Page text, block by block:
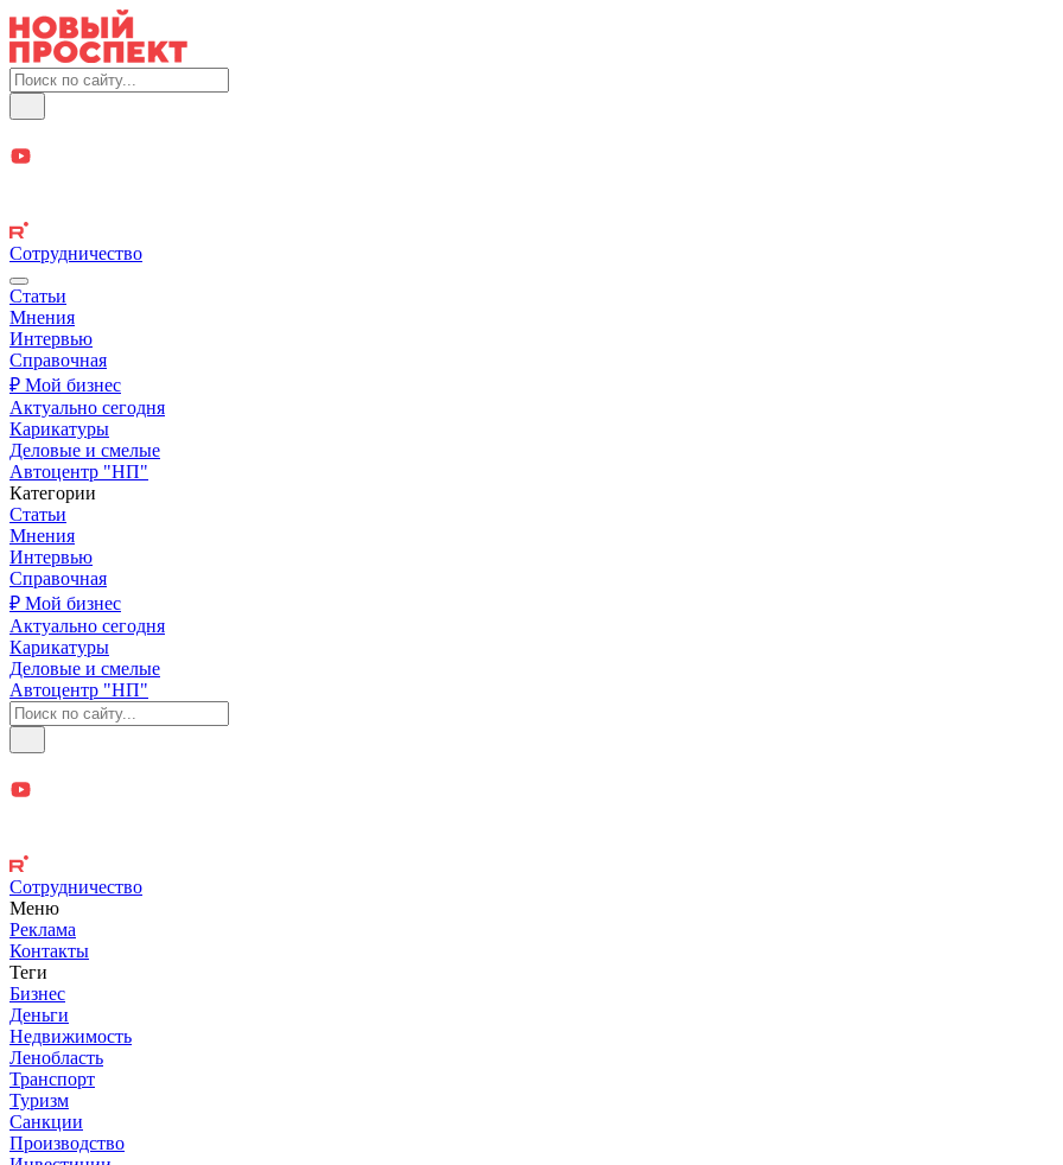
Сотрудничество
Статьи
Мнения
Интервью
Справочная
₽ Мой бизнес
Актуально сегодня
Карикатуры
Деловые и смелые
Автоцентр "НП"
Категории
Статьи
Мнения
Интервью
Справочная
₽ Мой бизнес
Актуально сегодня
Карикатуры
Деловые и смелые
Автоцентр "НП"
Сотрудничество
Меню
Реклама
Контакты
Теги
Бизнес
Деньги
Недвижимость
Ленобласть
Транспорт
Туризм
Санкции
Производство